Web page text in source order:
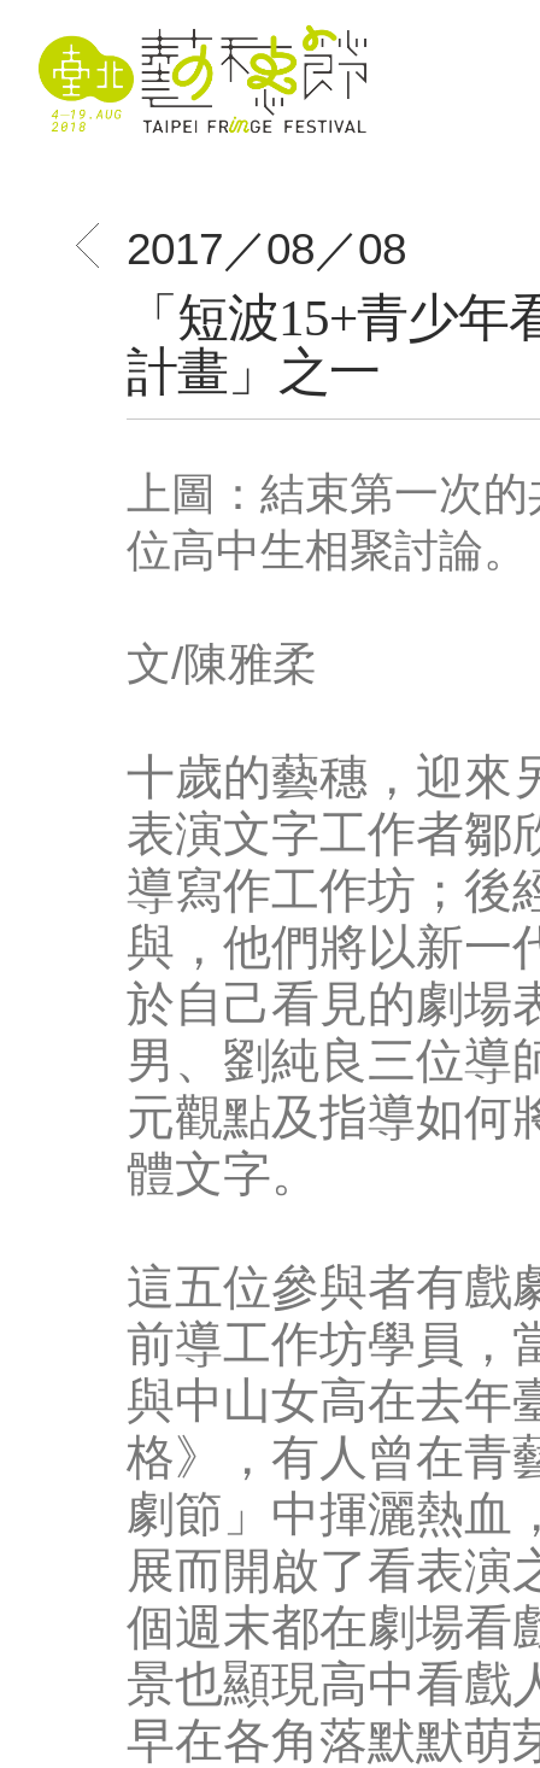
2017／08／08
「短波15+青少
計畫」之一
上圖：結束第一次
位高中生相聚討論。
文/陳雅柔
十歲的藝穗，迎來
表演文字工作者鄒
導寫作工作坊 ；
與，他們將以新一
於自己看見的劇場
男、劉純良三位導
元觀點及指導如何
體文字。
這五位參與者有戲
前導工作坊學員，
與中山女高在去年
格》，有人曾在青
劇節」中揮灑熱血
展而開啟了看表演
個週末都在劇場看
景也顯現高中看戲
早在各角落默默萌